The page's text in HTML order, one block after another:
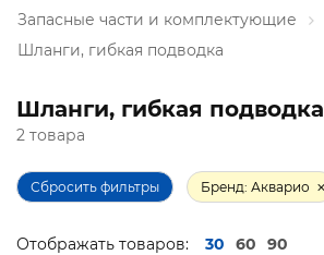
Запасные части и комплектующие
Шланги, гибкая подводка
Шланги, гибкая подводка
2 товара
Сбросить фильтры Бренд: Акварио
Отображать товаров: 30 60
90